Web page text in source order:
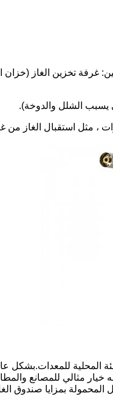
تخزين الغاز (خزان
يسبب الشلل والدوخة).
، مثل استقبال الغاز من
المحلية للمعدات.بشكل
مثالي للمصانع
بمزايا صندوق